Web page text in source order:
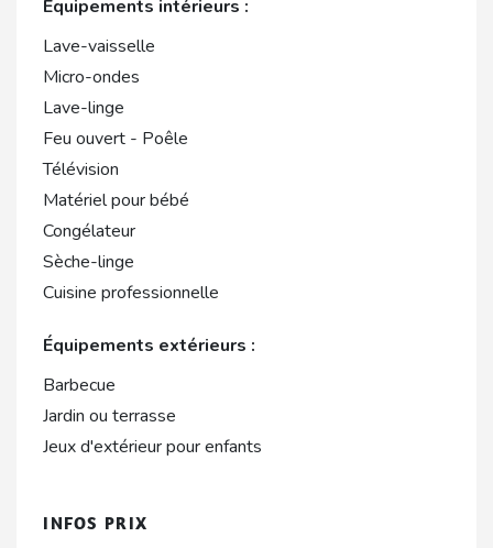
Équipements intérieurs :
Lave-vaisselle
Micro-ondes
Lave-linge
Feu ouvert - Poêle
Télévision
Matériel pour bébé
Congélateur
Sèche-linge
Cuisine professionnelle
Équipements extérieurs :
Barbecue
Jardin ou terrasse
Jeux d'extérieur pour enfants
INFOS PRIX